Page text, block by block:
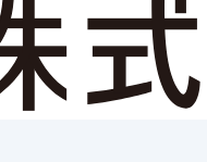
採用情報